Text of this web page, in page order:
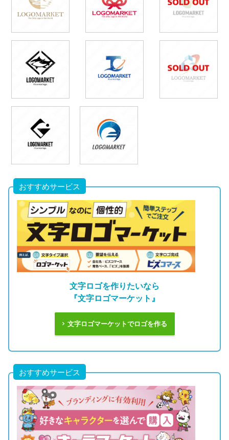
おすすめサービス
文字ロゴを作りたいなら
『文字ロゴマーケット』
文字ロゴマーケットでロゴを作る
おすすめサービス